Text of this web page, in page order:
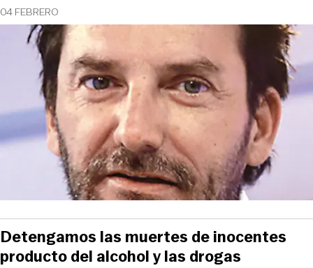
04 FEBRERO
Detengamos las muertes de inocentes
producto del alcohol y las drogas